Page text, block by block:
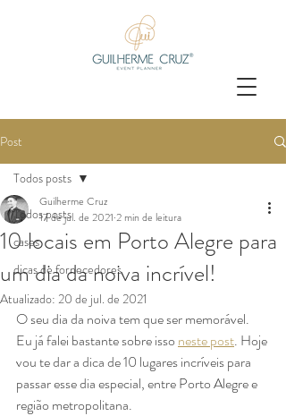
Post
Todos posts
cases
dicas de fornecedores
Todos posts
10 locais em Porto Alegre para
um dia da noiva incrível!
Guilherme Cruz
17 de jul. de 2021 2 min de leitura
Atualizado: 20 de jul. de 2021
O seu dia da noiva tem que ser memorável.
Eu já falei bastante sobre isso neste post. Hoje
vou te dar a dica de 10 lugares incríveis para
passar esse dia especial, entre Porto Alegre e
região metropolitana.